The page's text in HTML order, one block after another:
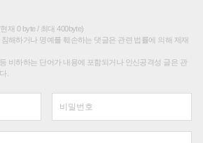
재 0 byte / 최대 400byte)
해하거나 명예를 훼손하는 댓글은 관련 법률에 의해 제재
비하하는 단어가 내용에 포함되거나 인신공격성 글은 관
.